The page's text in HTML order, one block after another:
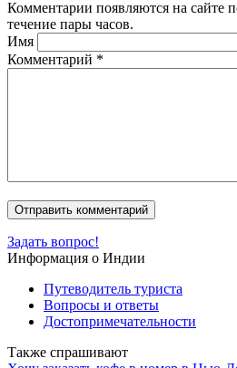
Комментарии появляются на сайте
течение пары часов.
Имя
Комментарий *
Задать вопрос!
Информация о Индии
Путеводитель туриста
Вопросы и ответы
Достопримечательности
Также спрашивают